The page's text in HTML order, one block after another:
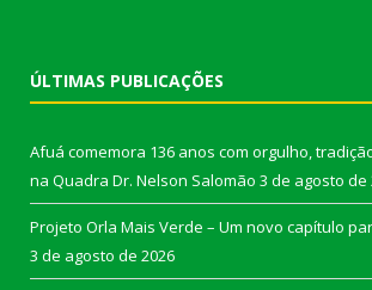
ÚLTIMAS PUBLICAÇÕES
Afuá comemora 136 anos com orgulho,
na Quadra Dr. Nelson Salomão 3 de agosto de
Projeto Orla Mais Verde – Um novo capítulo
3 de agosto de 2026